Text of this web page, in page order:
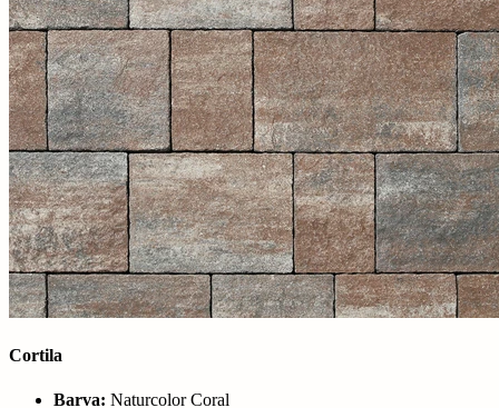
Cortila
Barva: Naturcolor Coral